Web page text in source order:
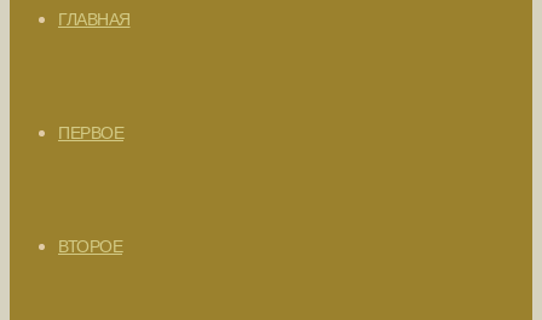
ГЛАВНАЯ
ПЕРВОЕ
ВТОРОЕ